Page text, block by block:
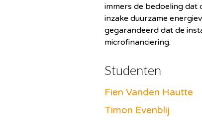
immers de bedoeling dat
inzake duurzame
gegarandeerd dat de
microfinanciering.
Studenten
Fien Vanden Hautte
Timon Evenblij